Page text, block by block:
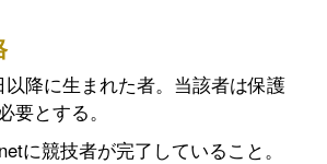
以降に生まれた者。当該者は保護
要とする。
に競技者が完了していること。